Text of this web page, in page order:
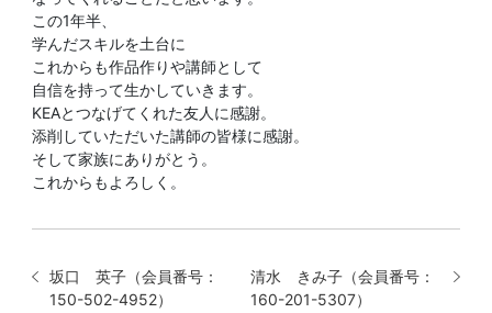
この1年半、
学んだスキルを土台に
これからも作品作りや講師として
自信を持って生かしていきます。
KEAとつなげてくれた友人に感謝。
添削していただいた講師の皆様に感謝。
そして家族にありがとう。
これからもよろしく。
坂口 英子（会員番号：
150-502-4952）
清水 きみ子（会員番号：
160-201-5307）